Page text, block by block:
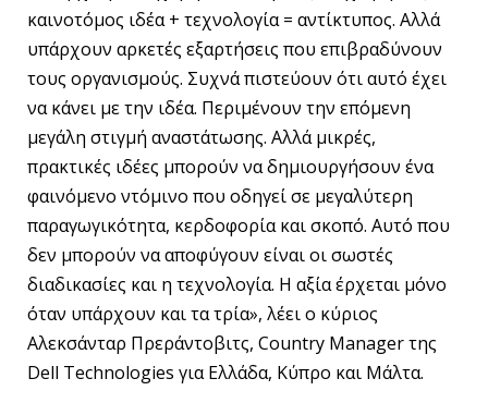
καινοτόμος ιδέα + τεχνολογία = αντίκτυπος. Αλλά
υπάρχουν αρκετές εξαρτήσεις που επιβραδύνουν
τους οργανισμούς. Συχνά πιστεύουν ότι αυτό έχει
να κάνει με την ιδέα. Περιμένουν την επόμενη
μεγάλη στιγμή αναστάτωσης. Αλλά μικρές,
πρακτικές ιδέες μπορούν να δημιουργήσουν ένα
φαινόμενο ντόμινο που οδηγεί σε μεγαλύτερη
παραγωγικότητα, κερδοφορία και σκοπό. Αυτό που
δεν μπορούν να αποφύγουν είναι οι σωστές
διαδικασίες και η τεχνολογία. Η αξία έρχεται μόνο
όταν υπάρχουν και τα τρία», λέει ο κύριος
Αλεκσάνταρ Πρεράντοβιτς, Country Manager της
Dell Technologies για Ελλάδα, Κύπρο και Μάλτα.